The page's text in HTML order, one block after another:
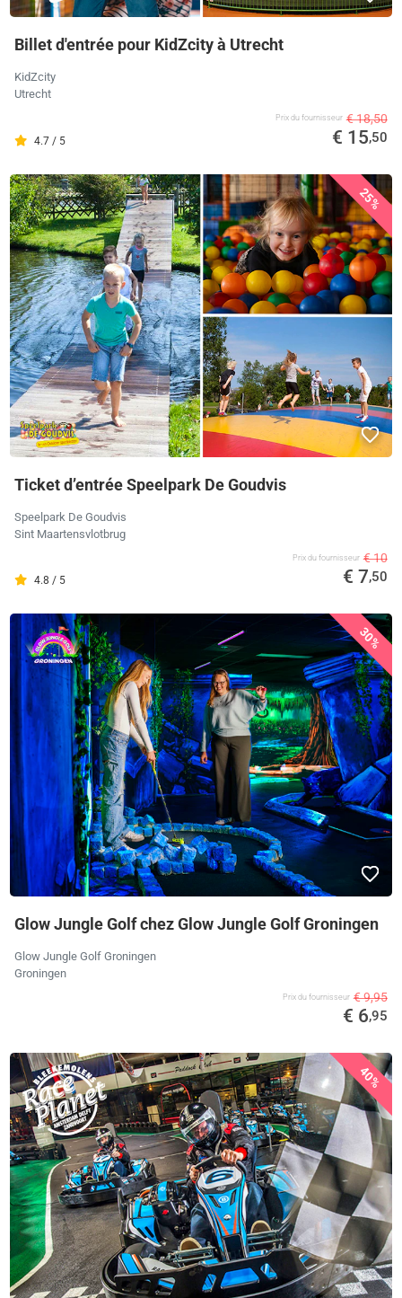
Billet d'entrée pour KidZcity à Utrecht
KidZcity
Utrecht
4.7 / 5
Prix ​​du fournisseur € 18,50
€ 15,50
25%
Ticket d’entrée Speelpark De Goudvis
Speelpark De Goudvis
Sint Maartensvlotbrug
4.8 / 5
Prix ​​du fournisseur € 10
€ 7,50
30%
Glow Jungle Golf chez Glow Jungle Golf Groningen
Glow Jungle Golf Groningen
Groningen
Prix ​​du fournisseur € 9,95
€ 6,95
40%